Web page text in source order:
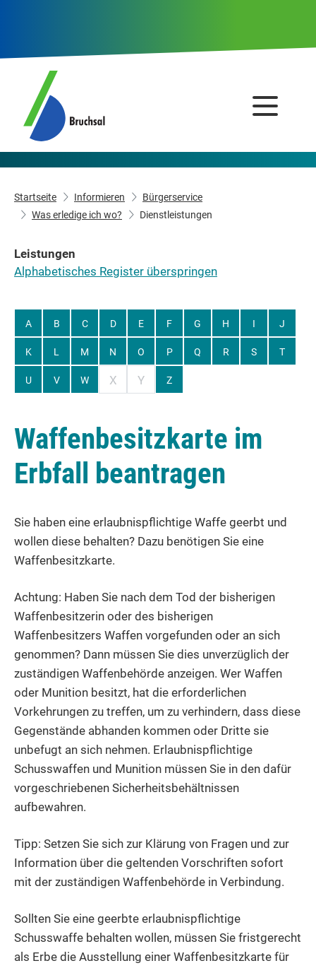
Startseite Informieren
Bürgerservice
Was erledige ich wo?
Dienstleistungen
Leistungen
Alphabetisches Register überspringen
A B C D E F G H I J
K L M N O P Q R S T
U V W X Y Z
Waffenbesitzkarte im
Erbfall beantragen
Sie haben eine erlaubnispflichtige Waffe geerbt und
wollen diese behalten? Dazu benötigen Sie eine
Waffenbesitzkarte.
Achtung: Haben Sie nach dem Tod der bisherigen
Waffenbesitzerin oder des bisherigen
Waffenbesitzers Waffen vorgefunden oder an sich
genommen? Dann müssen Sie dies unverzüglich der
zuständigen Waffenbehörde anzeigen. Wer Waffen
oder Munition besitzt, hat die erforderlichen
Vorkehrungen zu treffen, um zu verhindern, dass diese
Gegenstände abhanden kommen oder Dritte sie
unbefugt an sich nehmen. Erlaubnispflichtige
Schusswaffen und Munition müssen Sie in den dafür
vorgeschriebenen Sicherheitsbehältnissen
aufbewahren.
Tipp: Setzen Sie sich zur Klärung von Fragen und zur
Information über die geltenden Vorschriften sofort
mit der zuständigen Waffenbehörde in Verbindung.
Sollten Sie eine geerbte erlaubnispflichtige
Schusswaffe behalten wollen, müssen Sie fristgerecht
als Erbe die Ausstellung einer Waffenbesitzkarte für